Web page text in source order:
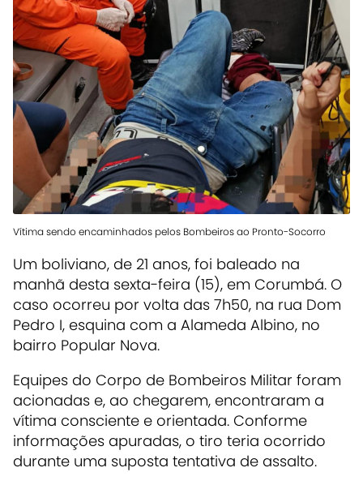
Vítima sendo encaminhados pelos Bombeiros ao Pronto-Socorro
Um boliviano, de 21 anos, foi baleado na
manhã desta sexta-feira (15), em Corumbá. O
caso ocorreu por volta das 7h50, na rua Dom
Pedro I, esquina com a Alameda Albino, no
bairro Popular Nova.
Equipes do Corpo de Bombeiros Militar foram
acionadas e, ao chegarem, encontraram a
vítima consciente e orientada. Conforme
informações apuradas, o tiro teria ocorrido
durante uma suposta tentativa de assalto.